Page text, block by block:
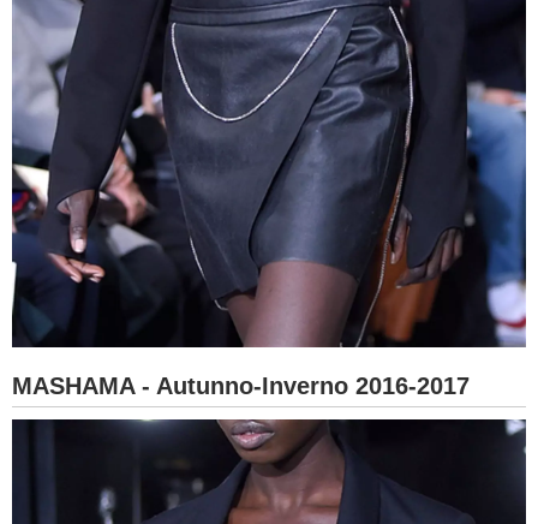
MASHAMA - Autunno-Inverno 2016-2017